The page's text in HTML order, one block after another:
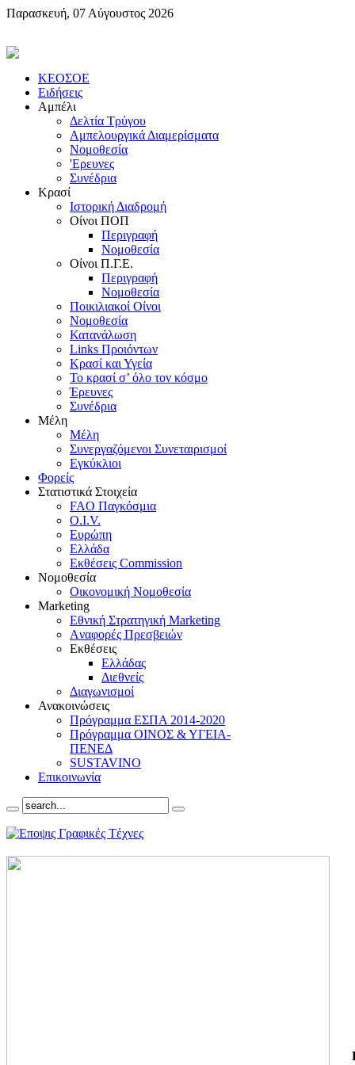
Παρασκευή, 07 Αύγουστος 2026
KEOΣOE
Ειδήσεις
Αμπέλι
Δελτία Τρύγου
Αμπελουργικά Διαμερίσματα
Nομοθεσία
'Eρευνες
Συνέδρια
Κρασί
Iστορική Διαδρομή
Oίνοι ΠOΠ
Περιγραφή
Nομοθεσία
Oίνοι Π.Γ.E.
Περιγραφή
Νομοθεσία
Ποικιλιακοί Oίνοι
Nομοθεσία
Κατανάλωση
Links Προιόντων
Κρασί και Υγεία
To κρασί σ’ όλο τον κόσμο
Έρευνες
Συνέδρια
Μέλη
Mέλη
Συνεργαζόμενοι Συνεταιρισμοί
Εγκύκλιοι
Φορείς
Στατιστικά Στοιχεία
FAO Παγκόσμια
O.I.V.
Ευρώπη
Ελλάδα
Eκθέσεις Commission
Νομοθεσία
Οικονομική Νομοθεσία
Marketing
Eθνική Στρατηγική Marketing
Aναφορές Πρεσβειών
Eκθέσεις
Eλλάδας
Διεθνείς
Διαγωνισμοί
Ανακοινώσεις
Πρόγραμμα ΕΣΠΑ 2014-2020
Πρόγραμμα ΟΙΝΟΣ & ΥΓΕΙΑ-
ΠΕΝΕΔ
SUSTAVINO
Επικοινωνία